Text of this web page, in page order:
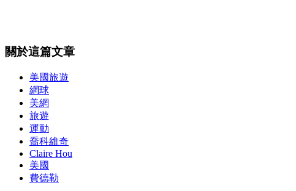
關於這篇文章
美國旅遊
網球
美網
旅遊
運動
喬科維奇
Claire Hou
美國
費德勒